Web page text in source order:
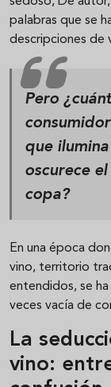
palabras que se
descripciones de
Pero
que
oscurece
copa?
En una época
vino, territorio
entendidos, se
veces vacía de
La
vino: